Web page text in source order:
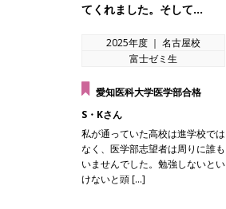
てくれました。そして…
2025年度 ｜ 名古屋校
富士ゼミ生
愛知医科大学医学部合格
S・Kさん
私が通っていた高校は進学校では
なく、医学部志望者は周りに誰も
いませんでした。勉強しないとい
けないと頭 […]